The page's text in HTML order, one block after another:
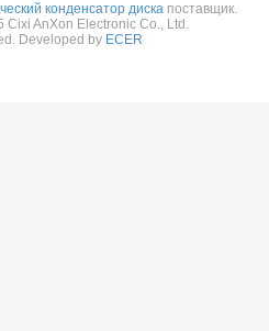
конденсатор дискапоставщик.
AnXon Electronic Co., Ltd.
Developed by ECER